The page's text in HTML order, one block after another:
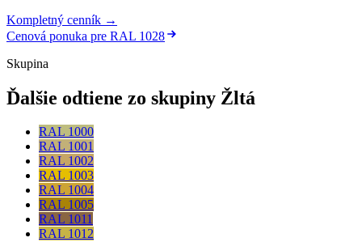
Kompletný cenník →
Cenová ponuka pre RAL 1028
Skupina
Ďalšie odtiene zo skupiny Žltá
RAL 1000
RAL 1001
RAL 1002
RAL 1003
RAL 1004
RAL 1005
RAL 1011
RAL 1012